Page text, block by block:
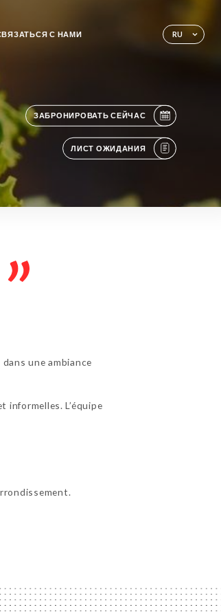
RU
С НАМИ
ЗАБРОНИРОВАТЬ СЕЙЧАС
ЛИСТ ОЖИДАНИЯ
dans une ambiance
L’équipe